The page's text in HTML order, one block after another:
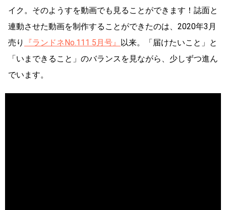
イク。そのようすを動画でも見ることができます！誌面と
連動させた動画を制作することができたのは、2020年3月
売り
『ランドネNo.111 5月号』 以来。「届けたいこと」と
「いまできること」のバランスを見ながら、少しずつ進ん
でいます。